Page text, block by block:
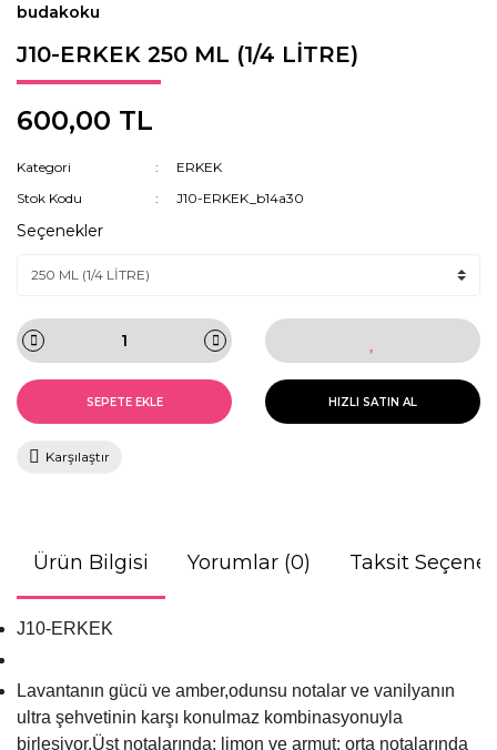
budakoku
J10-ERKEK 250 ML (1/4 LİTRE)
600,00 TL
Kategori
ERKEK
Stok Kodu
J10-ERKEK_b14a30
Seçenekler
SEPETE EKLE HIZLI SATIN AL
Karşılaştır
Ürün Bilgisi Yorumlar (0) Taksit
J10-ERKEK
Lavantanın gücü ve amber,odunsu notalar ve vanilyanın
ultra şehvetinin karşı konulmaz kombinasyonuyla
birleşiyor.Üst notalarında; limon ve armut; orta notalarında